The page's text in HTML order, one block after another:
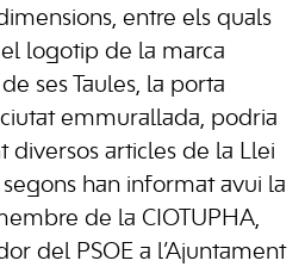
entre els quals
logotip de la marca
ses Taules, la porta
ciutat emmurallada, podria
diversos articles de la Llei
han informat avui la
de la CIOTUPHA,
del PSOE a l’Ajuntament